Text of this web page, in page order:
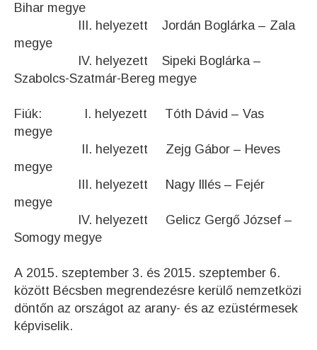
Bihar megye
III. helyezett Jordán Boglárka – Zala
megye
IV. helyezett Sipeki Boglárka –
Szabolcs-Szatmár-Bereg megye
Fiúk: I. helyezett Tóth Dávid – Vas
megye
II. helyezett Zejg Gábor – Heves
megye
III. helyezett Nagy Illés – Fejér
megye
IV. helyezett Gelicz Gergő József –
Somogy megye
A 2015. szeptember 3. és 2015. szeptember 6.
között Bécsben megrendezésre kerülő nemzetközi
döntőn az országot az arany- és az ezüstérmesek
képviselik.